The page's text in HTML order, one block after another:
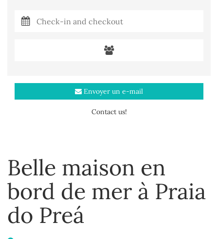
Belle maison en
bord de mer à Praia
do Preá
Envoyer un e-mail
Contact us!